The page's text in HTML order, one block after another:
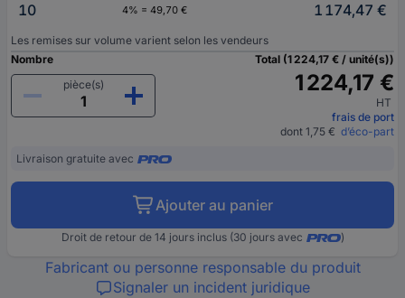
10
4% = 49,70 € 1 174,47 €
Les remises sur volume varient selon les vendeurs
Nombre
pièce(s)
Total (1 224,17 € / unité(s))
1 224,17 €
HT
frais de port
dont 1,75 € d’éco-part
Livraison gratuite avec
Ajouter au panier
Droit de retour de 14 jours inclus (30 jours avec )
Fabricant ou personne responsable du produit
Signaler un incident juridique